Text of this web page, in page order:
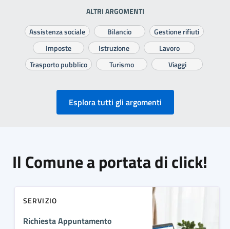
ALTRI ARGOMENTI
Assistenza sociale
Bilancio
Gestione rifiuti
Imposte
Istruzione
Lavoro
Trasporto pubblico
Turismo Viaggi
Esplora tutti gli argomenti
Il Comune a portata di click!
SERVIZIO
Richiesta Appuntamento